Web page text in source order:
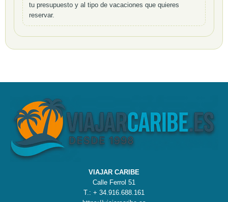
tu presupuesto y al tipo de vacaciones que quieres
reservar.
VIAJAR CARIBE
Calle Ferrol 51
T.: + 34.916.688.161